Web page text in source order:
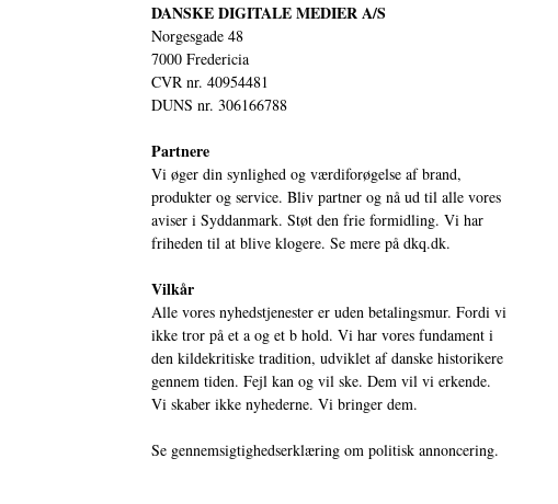
DANSKE DIGITALE MEDIER A/S
Norgesgade 48
7000 Fredericia
CVR nr. 40954481
DUNS nr. 306166788
Partnere
Vi øger din synlighed og værdiforøgelse af brand,
produkter og service. Bliv partner og nå ud til alle vores
aviser i Syddanmark. Støt den frie formidling. Vi har
friheden til at blive klogere. Se mere på dkq.dk.
Vilkår
Alle vores nyhedstjenester er uden betalingsmur. Fordi vi
ikke tror på et a og et b hold. Vi har vores fundament i
den kildekritiske tradition, udviklet af danske historikere
gennem tiden. Fejl kan og vil ske. Dem vil vi erkende.
Vi skaber ikke nyhederne. Vi bringer dem.
Se gennemsigtighedserklæring om politisk annoncering.